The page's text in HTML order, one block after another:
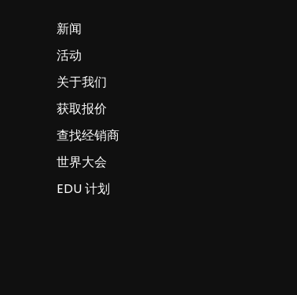
新闻
活动
关于我们
获取报价
查找经销商
世界大会
EDU 计划